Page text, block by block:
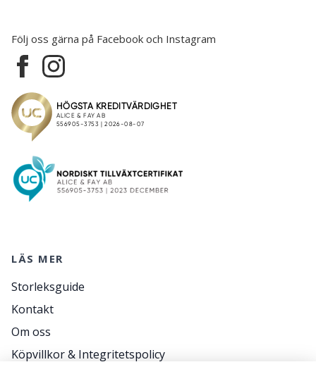
Följ oss gärna på Facebook och Instagram
LÄS MER
Storleksguide
Kontakt
Om oss
Köpvillkor & Integritetspolicy